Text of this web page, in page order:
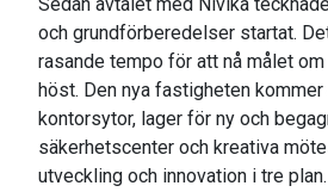
och grundförberedelser startat.
rasande tempo för att nå målet
höst. Den nya fastigheten
kontorsytor, lager för ny och
säkerhetscenter och kreativa
utveckling och innovation i tre